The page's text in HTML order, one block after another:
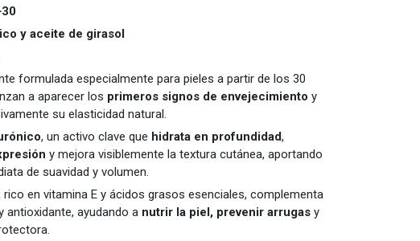
y aceite de girasol
formulada especialmente para pieles a partir de los 30
a aparecer los primeros signos de envejecimiento y
su elasticidad natural.
, un activo clave que hidrata en profundidad,
y mejora visiblemente la textura cutánea, aportando
de suavidad y volumen.
rico en vitamina E y ácidos grasos esenciales, complementa
antioxidante, ayudando a nutrir la piel, prevenir arrugas y